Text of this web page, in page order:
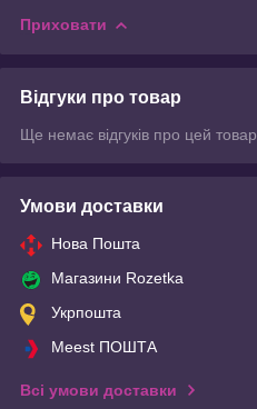
Приховати
Відгуки про товар
Ще немає відгуків про цей товар
Умови доставки
Нова Пошта
Магазини Rozetka
Укрпошта
Meest ПОШТА
Всі умови доставки